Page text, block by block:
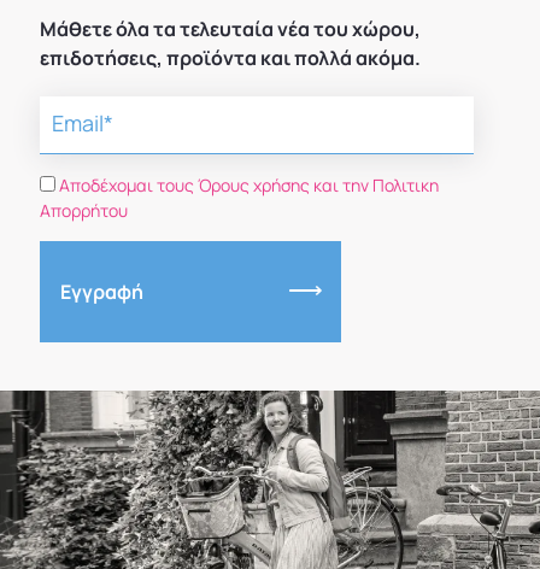
Μάθετε όλα τα τελευταία νέα του χώρου,
επιδοτήσεις, προϊόντα και πολλά ακόμα.
Αποδέχομαι τους Όρους χρήσης και την Πολιτικη
Απορρήτου
Εγγραφή